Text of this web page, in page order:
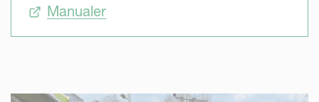
Manualer